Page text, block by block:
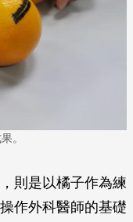
。
則是以橘子作為練
作外科醫師的基礎